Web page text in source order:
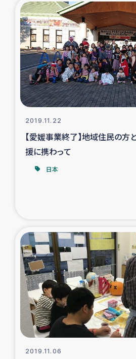
2019.11.22
【愛媛事業終了】地域住民の方
援に携わって
日本
2019.11.06